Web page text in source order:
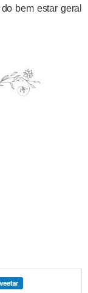
bem estar geral